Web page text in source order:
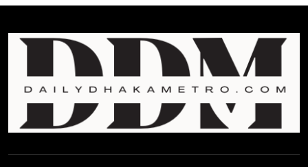
প্রথম শ্রেণি ছাড়া অন্য সব শ্রেণিতে
হবে ভর্তি পরীক্ষা: শিক্ষা মন্ত্রণালয়
জনগনের অধিকার আদায়ে এসেছিঃ
জামাতের আমির